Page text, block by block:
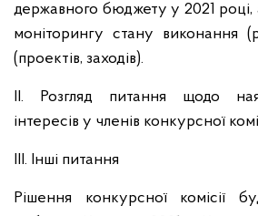
державного бюджету у 2021 році,
моніторингу стану виконання
(проектів, заходів).
ІІ. Розгляд питання щодо
інтересів у членів конкурсної
ІІІ. Інші питання
Рішення конкурсної комісії